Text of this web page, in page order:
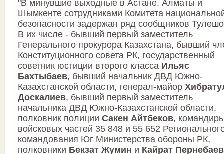
"В минувшие выходные в Астане, Алматы и
Шымкенте сотрудниками Комитета
безопасности задержан ряд сообщников
В их числе - бывший первый заместитель
Генерального прокурора Казахстана, бывший
Конституционного совета РК, государственный
советник юстиции второго класса Ильяс
Бахтыбаев, бывший начальник ДВД Южно-
Казахстанской области, генерал-майор
Доскалиев, бывший первый заместитель
начальника ДВД Южно-Казахстанской области,
полковник полиции Сакен Айтбеков,
войсковых частей 35 848 и 55 652
командования Юг Министерства обороны РК,
полковники Бекзат Жумин и Кайрат Пернебаев